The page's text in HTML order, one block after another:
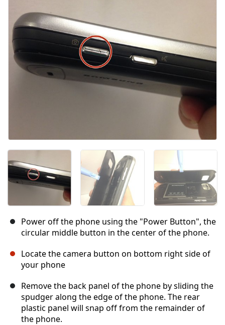
Power off the phone using the "Power Button", the
circular middle button in the center of the phone.
Locate the camera button on bottom right side of
your phone
Remove the back panel of the phone by sliding the
spudger along the edge of the phone. The rear
plastic panel will snap off from the remainder of
the phone.